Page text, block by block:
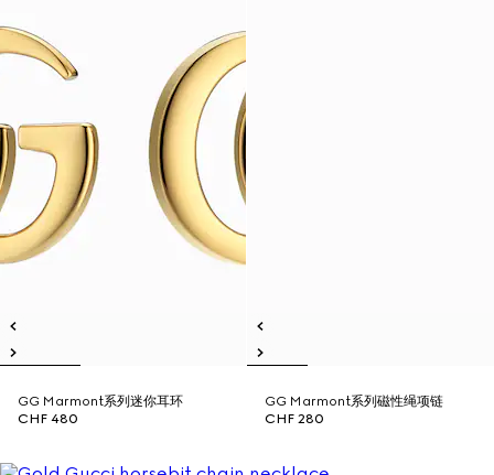
GG Marmont系列迷你耳环
CHF 480
GG Marmont系列磁性绳项链
CHF 280